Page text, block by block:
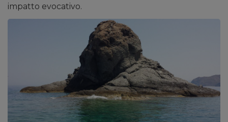
impatto evocativo.